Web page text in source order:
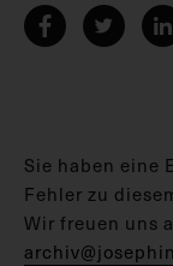
Sie haben eine
Fehler zu
Wir freuen uns